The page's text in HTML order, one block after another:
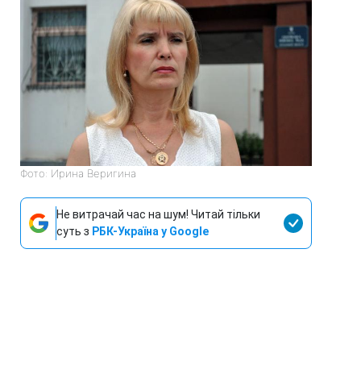
Фото: Ирина Веригина
Не витрачай час на шум! Читай тільки
суть з РБК-Україна у Google